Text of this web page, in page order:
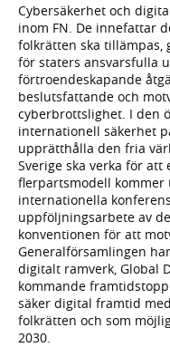
Cybersäkerhet och
inom FN. De innefattar
folkrätten ska tillämpas,
för staters ansvarsfulla
förtroendeskapande
beslutsfattande och
cyberbrottslighet. I den
internationell säkerhet
upprätthålla den fria
Sverige ska verka för
flerpartsmodell
internationella
uppföljningsarbete av
konventionen för att
Generalförsamlingen
digitalt ramverk, Global
kommande
säker digital framtid
folkrätten och som
2030.